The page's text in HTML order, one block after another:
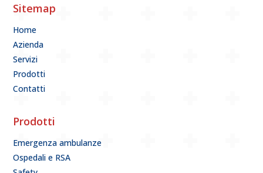
Sitemap
Home
Azienda
Servizi
Prodotti
Contatti
Prodotti
Emergenza ambulanze
Ospedali e RSA